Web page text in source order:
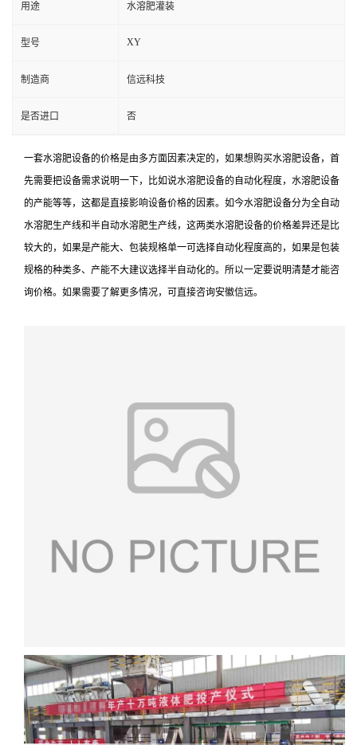
用途 水溶肥灌装
型号 XY
制造商 信远科技
是否进口 否
一套水溶肥设备的价格是由多方面因素决定的，如果想购买水溶肥设备，首
先需要把设备需求说明一下，比如说水溶肥设备的自动化程度，水溶肥设备
的产能等等，这都是直接影响设备价格的因素。如今水溶肥设备分为全自动
水溶肥生产线和半自动水溶肥生产线，这两类水溶肥设备的价格差异还是比
较大的，如果是产能大、包装规格单一可选择自动化程度高的，如果是包装
规格的种类多、产能不大建议选择半自动化的。所以一定要说明清楚才能咨
询价格。如果需要了解更多情况，可直接咨询安徽信远。